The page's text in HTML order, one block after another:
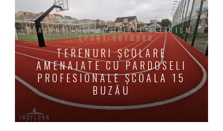
GAZON SINTETIC
PISTE ATLETISM
SPORT OUTDOOR
TERENURI ȘCOLARE
AMENAJATE CU PARDOSELI
PROFESIONALE ȘCOALA 15
BUZĂU